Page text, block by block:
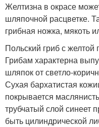
Желтизна в окрасе
шляпочной расцветке.
грибная ножка, мякоть
Польский гриб с желтой
Грибам характерна
шляпок от светло-
Сухая бархатистая
покрывается
трубчатый слой синеет
быть цилиндрической